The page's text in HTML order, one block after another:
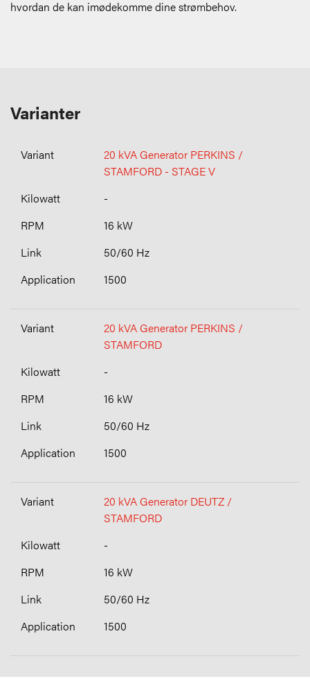
hvordan de kan imødekomme dine strømbehov.
Varianter
20 kVA Generator PERKINS /
STAMFORD - STAGE V
-
16 kW
50/60 Hz
1500
20 kVA Generator PERKINS /
STAMFORD
-
16 kW
50/60 Hz
1500
20 kVA Generator DEUTZ /
STAMFORD
-
16 kW
50/60 Hz
1500